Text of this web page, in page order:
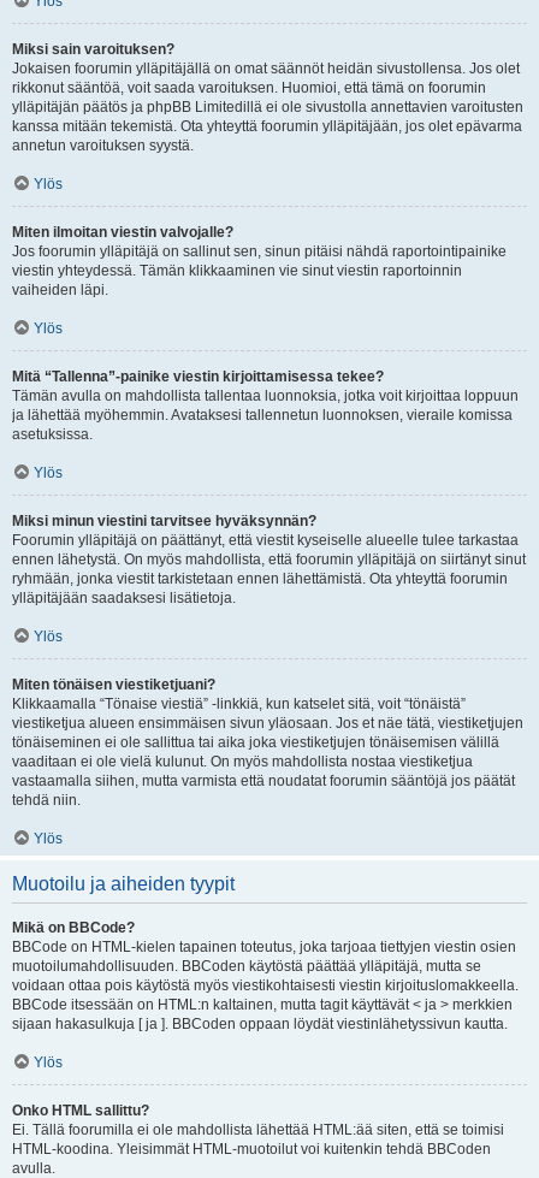
Miksi sain varoituksen?
Jokaisen foorumin ylläpitäjällä on omat säännöt heidän sivustollensa. Jos olet
rikkonut sääntöä, voit saada varoituksen. Huomioi, että tämä on foorumin
ylläpitäjän päätös ja phpBB Limitedillä ei ole sivustolla annettavien varoitusten
kanssa mitään tekemistä. Ota yhteyttä foorumin ylläpitäjään, jos olet epävarma
annetun varoituksen syystä.
Ylös
Miten ilmoitan viestin valvojalle?
Jos foorumin ylläpitäjä on sallinut sen, sinun pitäisi nähdä raportointipainike
viestin yhteydessä. Tämän klikkaaminen vie sinut viestin raportoinnin
vaiheiden läpi.
Ylös
Mitä “Tallenna”-painike viestin kirjoittamisessa tekee?
Tämän avulla on mahdollista tallentaa luonnoksia, jotka voit kirjoittaa loppuun
ja lähettää myöhemmin. Avataksesi tallennetun luonnoksen, vieraile komissa
asetuksissa.
Ylös
Miksi minun viestini tarvitsee hyväksynnän?
Foorumin ylläpitäjä on päättänyt, että viestit kyseiselle alueelle tulee tarkastaa
ennen lähetystä. On myös mahdollista, että foorumin ylläpitäjä on siirtänyt sinut
ryhmään, jonka viestit tarkistetaan ennen lähettämistä. Ota yhteyttä foorumin
ylläpitäjään saadaksesi lisätietoja.
Ylös
Miten tönäisen viestiketjuani?
Klikkaamalla “Tönaise viestiä” -linkkiä, kun katselet sitä, voit “tönäistä”
viestiketjua alueen ensimmäisen sivun yläosaan. Jos et näe tätä, viestiketjujen
tönäiseminen ei ole sallittua tai aika joka viestiketjujen tönäisemisen välillä
vaaditaan ei ole vielä kulunut. On myös mahdollista nostaa viestiketjua
vastaamalla siihen, mutta varmista että noudatat foorumin sääntöjä jos päätät
tehdä niin.
Ylös
Muotoilu ja aiheiden tyypit
Mikä on BBCode?
BBCode on HTML-kielen tapainen toteutus, joka tarjoaa tiettyjen viestin osien
muotoilumahdollisuuden. BBCoden käytöstä päättää ylläpitäjä, mutta se
voidaan ottaa pois käytöstä myös viestikohtaisesti viestin kirjoituslomakkeella.
BBCode itsessään on HTML:n kaltainen, mutta tagit käyttävät < ja > merkkien
sijaan hakasulkuja [ ja ]. BBCoden oppaan löydät viestinlähetyssivun kautta.
Ylös
Onko HTML sallittu?
Ei. Tällä foorumilla ei ole mahdollista lähettää HTML:ää siten, että se toimisi
HTML-koodina. Yleisimmät HTML-muotoilut voi kuitenkin tehdä BBCoden
avulla.